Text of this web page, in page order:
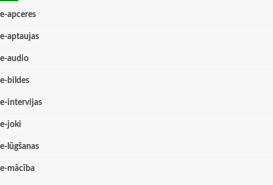
e-apceres
e-aptaujas
e-audio
e-bildes
e-intervijas
e-joki
e-lūgšanas
e-mācība